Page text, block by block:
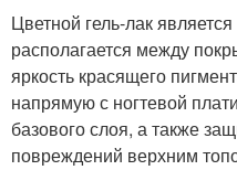
Цветной гель-лак
располагается между
яркость красящего
напрямую с ногтевой
базового слоя, а также
повреждений верхним